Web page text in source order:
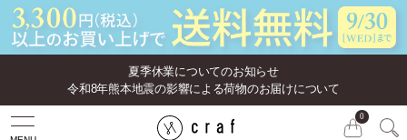
夏季休業についてのお知らせ
令和8年熊本地震の影響による荷物のお届けについて
0